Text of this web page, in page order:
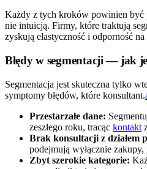
Każdy z tych kroków powinien być
nie intuicją. Firmy, które traktują
zyskują elastyczność i odporność na
Błędy w segmentacji — jak
Segmentacja jest skuteczna tylko
symptomy błędów, które konsultant.
Przestarzałe dane:
zeszłego roku, tracąc kontakt
Brak konsultacji z działem
podejmują wyłącznie
Zbyt szerokie kategorie: